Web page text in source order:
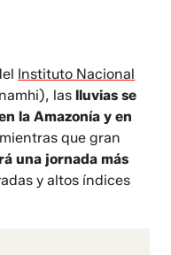
Instituto Nacional
las lluvias se
la Amazonía y en
que gran
una jornada más
y altos índices